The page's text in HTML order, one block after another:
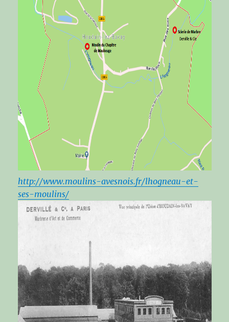
http://www.moulins-avesnois.fr/lhogneau-et-
ses-moulins/